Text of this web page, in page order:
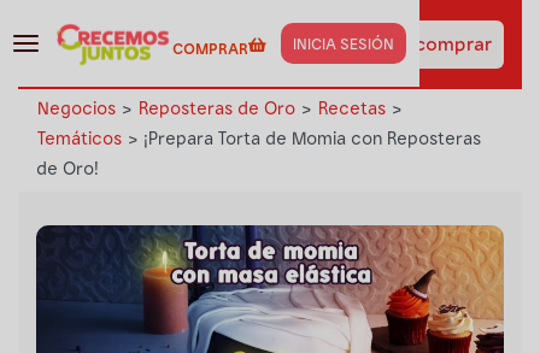
COMPRAR INICIA SESIÓN
¡Haz clic aquí y obtén los
insumos de esta receta
al instante!
Ir a comprar
Negocios > Reposteras de Oro > Recetas >
Temáticos > ¡Prepara Torta de Momia con Reposteras
de Oro!